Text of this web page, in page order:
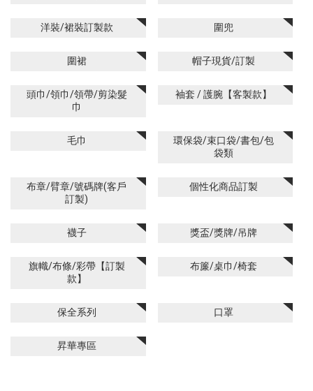
洋裝/裙裝訂製款 圍兜
圍裙 帽子現貨/訂製
頭巾/領巾/領帶/剪染髮
巾
袖套 / 護腕【客製款】
毛巾
環保袋/束口袋/書包/包
袋類
布章/臂章/號碼牌(客戶
訂製)
個性化商品訂製
襪子 獎盃/獎牌/吊牌
旗幟/布條/彩帶【訂製
款】
布簾/桌巾/椅套
保全系列 口罩
昇華專區